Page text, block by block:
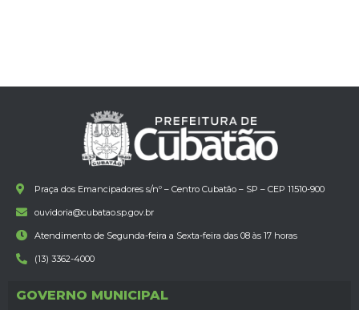
Praça dos Emancipadores s/nº – Centro Cubatão – SP – CEP 11510-900
ouvidoria@cubatao.sp.gov.br
Atendimento de Segunda-feira a Sexta-feira das 08 às 17 horas
(13) 3362-4000
GOVERNO MUNICIPAL